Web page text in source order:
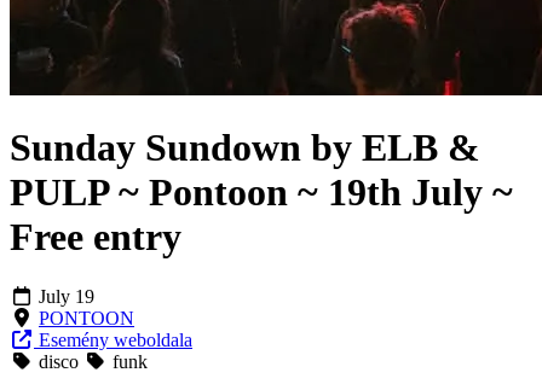
Sunday Sundown by ELB &
PULP ~ Pontoon ~ 19th July ~
Free entry
July 19
PONTOON
Esemény weboldala
disco
funk